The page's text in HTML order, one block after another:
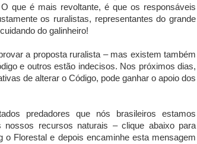
que é mais revoltante, é que os responsáveis
os ruralistas, representantes do grande
do galinheiro!
a proposta ruralista – mas existem também
e outros estão indecisos. Nos próximos dias,
de alterar o Código, pode ganhar o apoio dos
predadores que nós brasileiros estamos
recursos naturais – clique abaixo para
o Florestal e depois encaminhe esta mensagem